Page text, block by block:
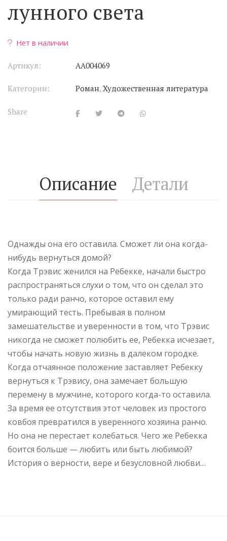
лунного света
Нет в наличии
Артикул: АА004069
Категории: Роман, Художественная литература
Share
Описание Детали
Однажды она его оставила. Сможет ли она когда-
нибудь вернуться домой?
Когда Трэвис женился на Ребекке, начали быстро
распространяться слухи о том, что он сделал это
только ради ранчо, которое оставил ему
умирающий тесть. Пребывая в полном
замешательстве и уверенности в том, что Трэвис
никогда не сможет полюбить ее, Ребекка исчезает,
чтобы начать новую жизнь в далеком городке.
Когда отчаянное положение заставляет Ребекку
вернуться к Трэвису, она замечает большую
перемену в мужчине, которого когда-то оставила.
За время ее отсутствия этот человек из простого
ковбоя превратился в уверенного хозяина ранчо.
Но она не перестает колебаться. Чего же Ребекка
боится больше — любить или быть любимой?
История о верности, вере и безусловной любви…